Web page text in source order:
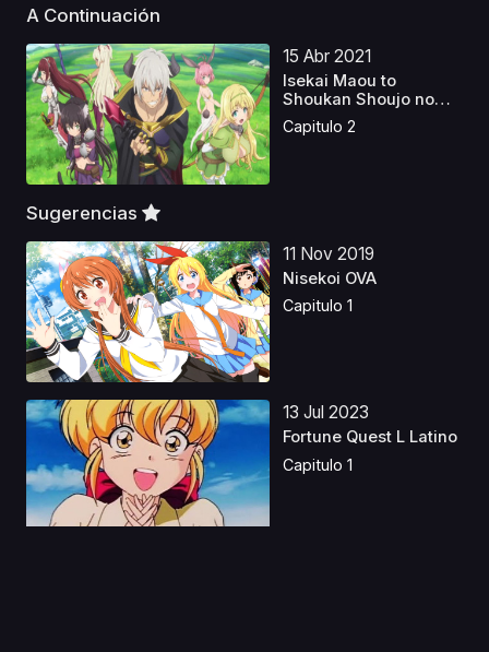
A Continuación
15 Abr 2021
Isekai Maou to
Shoukan Shoujo no
Dorei M...
Capitulo 2
Sugerencias
11 Nov 2019
Nisekoi OVA
Capitulo 1
13 Jul 2023
Fortune Quest L Latino
Capitulo 1